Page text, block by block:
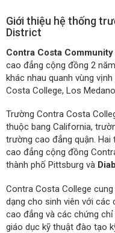
Giới thiệu hệ thống
District
Contra Costa
cao đẳng cộng đồng 2
khác nhau quanh vùng
Costa College, Los
Trường Contra Costa
thuộc bang California,
trường cao đẳng quận.
cao đẳng cộng đồng
thành phố Pittsburg và
Contra Costa College
dạng cho sinh viên với các
cao đẳng và các chứng
giáo dục kỹ thuật đào tạo